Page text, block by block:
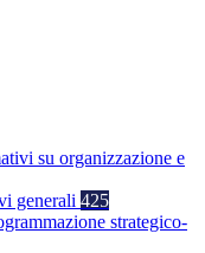
su organizzazione e
generali 425
strategico-